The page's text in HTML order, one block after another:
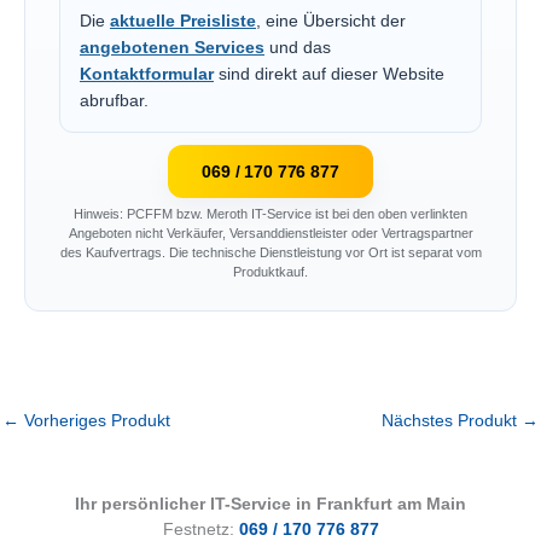
Die aktuelle Preisliste , eine Übersicht der
angebotenen Services und das
Kontaktformularsind direkt auf dieser Website
abrufbar.
069 / 170 776 877
Hinweis: PCFFM bzw. Meroth IT-Service ist bei den oben verlinkten
Angeboten nicht Verkäufer, Versanddienstleister oder Vertragspartner
des Kaufvertrags. Die technische Dienstleistung vor Ort ist separat vom
Produktkauf.
← Vorheriges Produkt Nächstes Produkt →
Ihr persönlicher IT-Service in Frankfurt am Main
Festnetz: 069 / 170 776 877